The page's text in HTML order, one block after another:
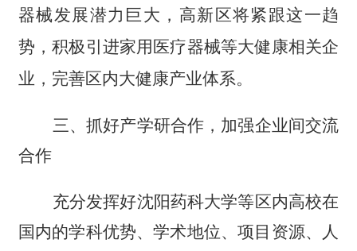
器械发展潜力巨大，高新区将紧跟这一趋
势，积极引进家用医疗器械等大健康相关企
业，完善区内大健康产业体系。
三、抓好产学研合作，加强企业间交流
合作
充分发挥好沈阳药科大学等区内高校在
国内的学科优势、学术地位、项目资源、人